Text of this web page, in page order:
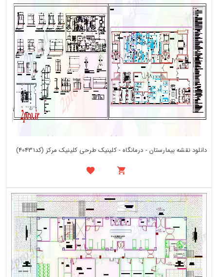
دانلود نقشه بیمارستان - درمانگاه - کلینیک طرحی کلینیک مرکز (کد40431)